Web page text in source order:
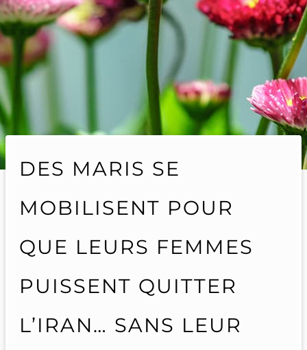
DES MARIS SE
MOBILISENT POUR
QUE LEURS FEMMES
PUISSENT QUITTER
L’IRAN… SANS LEUR